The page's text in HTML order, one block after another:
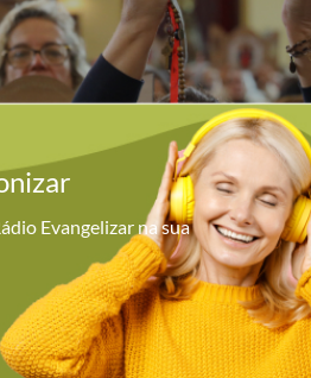
Evangelizar na sua